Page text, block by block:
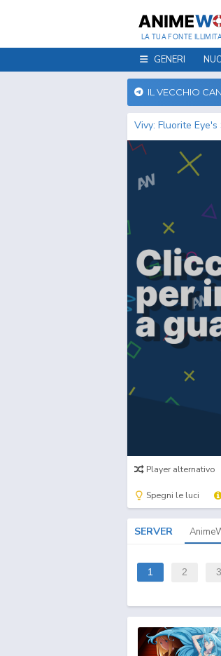
LA TUA FONTE
GENERI
IL VECCHIO
Vivy: Fluorite Eye's
Player alternativo
Spegni le luci
SERVER
1 2 3